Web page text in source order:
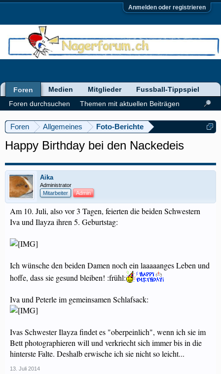
Anmelden oder registrieren
Foren Allgemeines Foto-Berichte
Happy Birthday bei den Nackedeis
Aika
Administrator
Mitarbeiter
Admin
Am 10. Juli, also vor 3 Tagen, feierten die beiden Schwestern
Iva und Ilayza ihren 5. Geburtstag:
Ich wünsche den beiden Damen noch ein laaaaanges Leben und
hoffe, dass sie gesund bleiben! :frühl:
Iva und Peterle im gemeinsamen Schlafsack:
Ivas Schwester Ilayza findet es "oberpeinlich", wenn ich sie im
Bett photographieren will und verkriecht sich immer bis in die
hinterste Falte. Deshalb erwische ich sie nicht so leicht...
13. Juli 2014
Foren
Foren durchsuchen
Themen mit aktuellen Beiträgen
Medien Mitglieder Fussball-Tippspiel